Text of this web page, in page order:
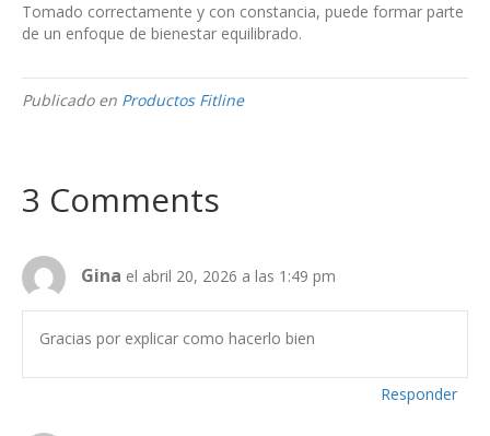
Tomado correctamente y con constancia, puede formar parte
de un enfoque de bienestar equilibrado.
Publicado en Productos Fitline
3 Comments
Gina el abril 20, 2026 a las 1:49 pm
Gracias por explicar como hacerlo bien
Responder